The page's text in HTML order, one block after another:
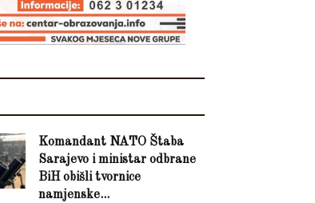
Komandant NATO Štaba
Sarajevo i ministar odbrane
BiH obišli tvornice
namjenske...